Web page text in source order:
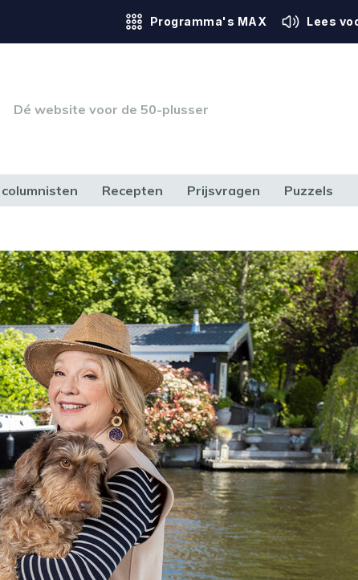
Programma's MAX Lees
Dé website voor de 50-plusser
Recepten Prijsvragen Puzzels